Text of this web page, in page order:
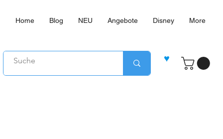
Home Blog NEU Angebote Disney More
♥